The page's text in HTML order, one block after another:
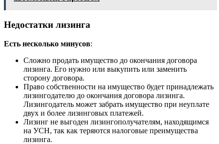
Недостатки лизинга
Есть несколько минусов:
Сложно продать имущество до окончания договора
лизинга. Его нужно или выкупить или заменить
сторону договора.
Право собственности на имущество будет принадлежать
лизингодателю до окончания договора лизинга.
Лизингодатель может забрать имущество при неуплате
двух и более лизинговых платежей.
Лизинг не выгоден лизингополучателям, находящимся
на УСН, так как теряются налоговые преимущества
лизинга.